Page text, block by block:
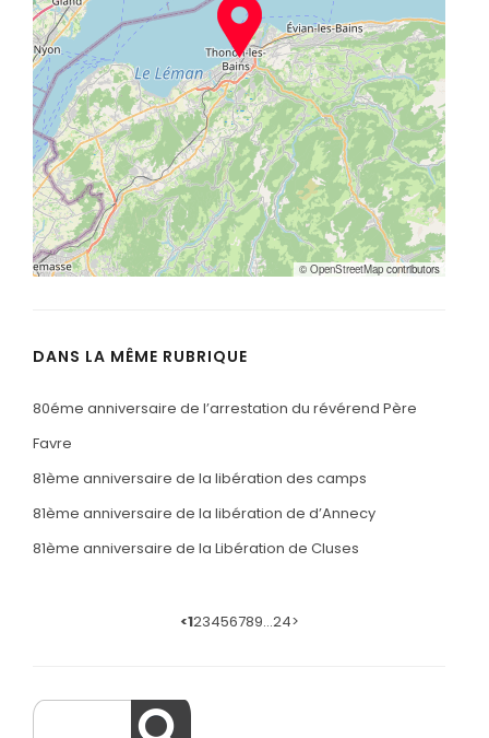
© OpenStreetMap contributors
DANS LA MÊME RUBRIQUE
80éme anniversaire de l’arrestation du révérend Père
Favre
81ème anniversaire de la libération des camps
81ème anniversaire de la libération de d’Annecy
81ème anniversaire de la Libération de Cluses
<123456789…24>